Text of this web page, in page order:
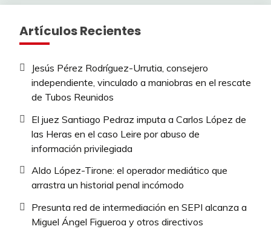
Artículos Recientes
Jesús Pérez Rodríguez-Urrutia, consejero
independiente, vinculado a maniobras en el rescate
de Tubos Reunidos
El juez Santiago Pedraz imputa a Carlos López de
las Heras en el caso Leire por abuso de
información privilegiada
Aldo López-Tirone: el operador mediático que
arrastra un historial penal incómodo
Presunta red de intermediación en SEPI alcanza a
Miguel Ángel Figueroa y otros directivos